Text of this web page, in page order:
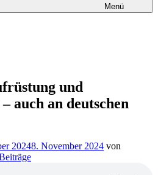
Menü
und
auch an deutschen
20248. November 2024 von